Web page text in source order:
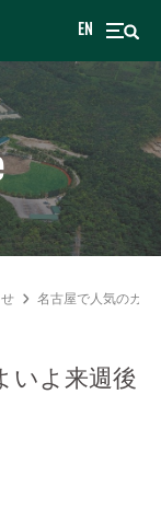
EN
名古屋で人気のカフ
いよ来週後